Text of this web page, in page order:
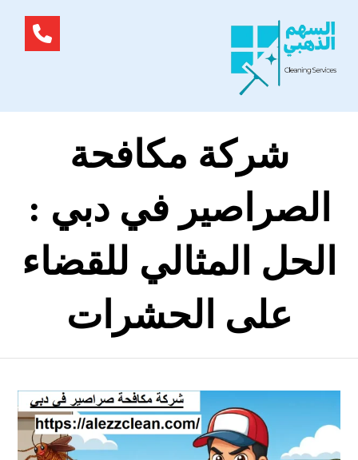
شركة مكافحة
الصراصير في دبي :
الحل المثالي للقضاء
على الحشرات